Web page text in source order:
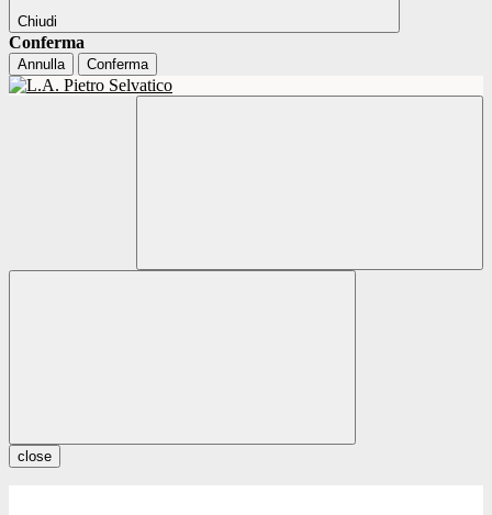
Chiudi
Conferma
Annulla Conferma
close